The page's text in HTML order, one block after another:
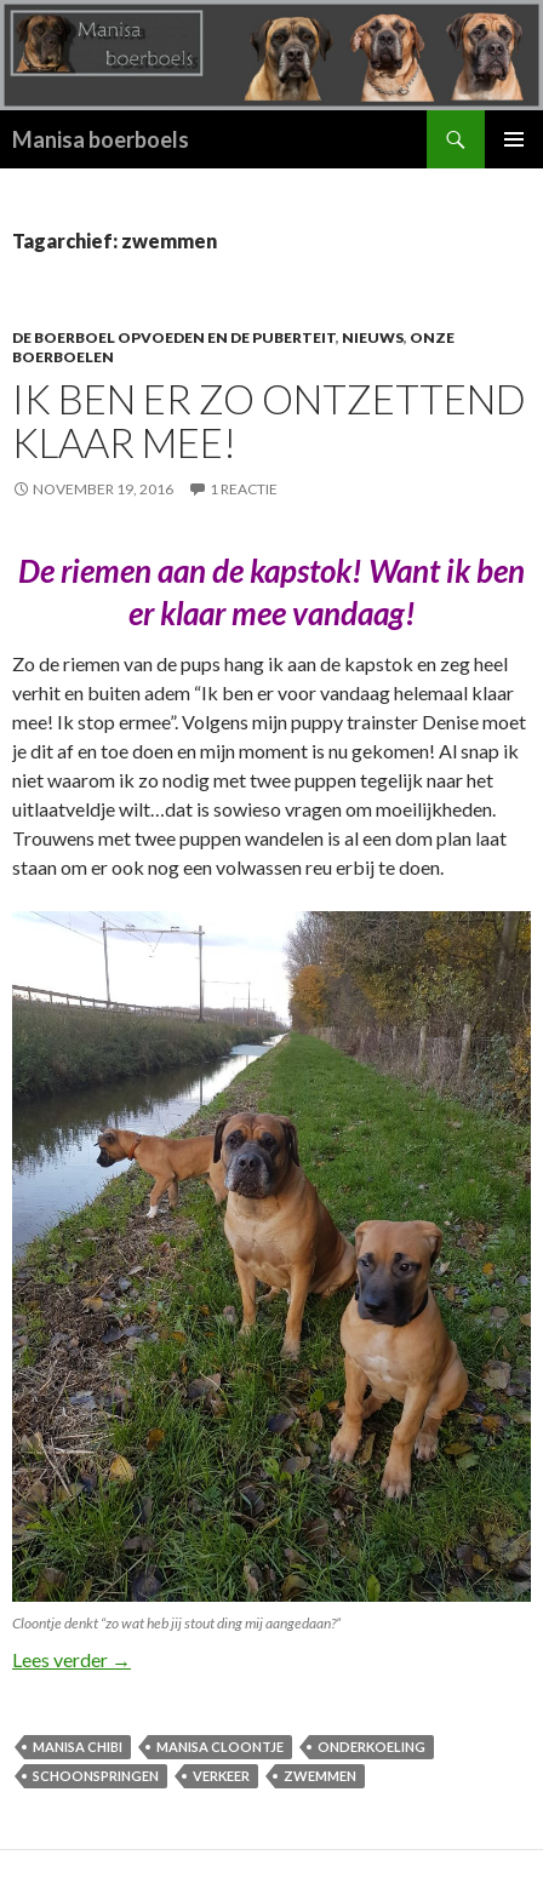
Manisa boerboels
Tagarchief: zwemmen
DE BOERBOEL OPVOEDEN EN DE PUBERTEIT, NIEUWS, ONZE
BOERBOELEN
IK BEN ER ZO ONTZETTEND
KLAAR MEE!
NOVEMBER 19, 2016 1 REACTIE
De riemen aan de kapstok! Want ik ben
er klaar mee vandaag!
Zo de riemen van de pups hang ik aan de kapstok en zeg heel
verhit en buiten adem “Ik ben er voor vandaag helemaal klaar
mee! Ik stop ermee”. Volgens mijn puppy trainster Denise moet
je dit af en toe doen en mijn moment is nu gekomen! Al snap ik
niet waarom ik zo nodig met twee puppen tegelijk naar het
uitlaatveldje wilt…dat is sowieso vragen om moeilijkheden.
Trouwens met twee puppen wandelen is al een dom plan laat
staan om er ook nog een volwassen reu erbij te doen.
Cloontje denkt “zo wat heb jij stout ding mij aangedaan?”
Lees verder Ik ben er zo ontzettend klaar mee!
→
MANISA CHIBI MANISA CLOONTJE
ONDERKOELING
SCHOONSPRINGEN
VERKEER ZWEMMEN